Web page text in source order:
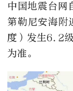
中国地震台
第勒尼安海
度）发生6.2
为准。